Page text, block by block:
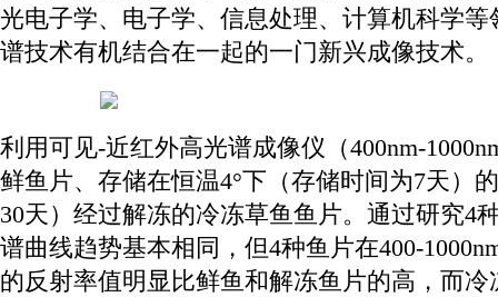
光电子学、电子学、信息处理、计算机科学
谱技术有机结合在一起的一门新兴成像技术。
利用可见-近红外高光谱成像仪（400nm-
鲜鱼片、存储在恒温4°下（存储时间为7天）
30天）经过解冻的冷冻草鱼鱼片。通过研究4
谱曲线趋势基本相同，但4种鱼片在400-
的反射率值明显比鲜鱼和解冻鱼片的高，而